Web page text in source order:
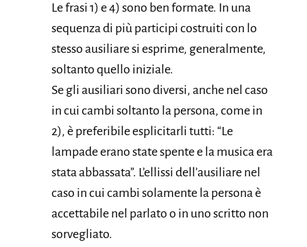
​Le frasi 1) e 4) sono ben formate. In una
sequenza di più participi costruiti con lo
stesso ausiliare si esprime, generalmente,
soltanto quello iniziale.
Se gli ausiliari sono diversi, anche nel caso
in cui cambi soltanto la persona, come in
2), è preferibile esplicitarli tutti: “Le
lampade erano state spente e la musica era
stata abbassata”. L’ellissi dell’ausiliare nel
caso in cui cambi solamente la persona è
accettabile nel parlato o in uno scritto non
sorvegliato.